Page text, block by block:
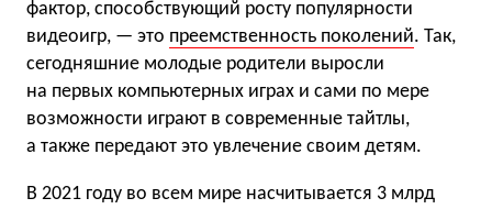
фактор, способствующий росту популярности
видеоигр, — это преемственность поколений. Так,
сегодняшние молодые родители выросли
на первых компьютерных играх и сами по мере
возможности играют в современные тайтлы,
а также передают это увлечение своим детям.
В 2021 году во всем мире насчитывается 3 млрд